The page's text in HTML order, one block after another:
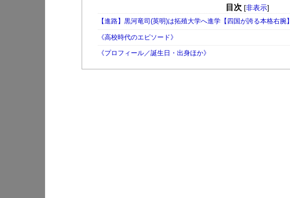
目次 [非表示]
【進路】黒河竜司(英明)は拓殖大学へ進学【四国が誇る本格右腕】
《高校時代のエピソード》
《プロフィール／誕生日・出身ほか》